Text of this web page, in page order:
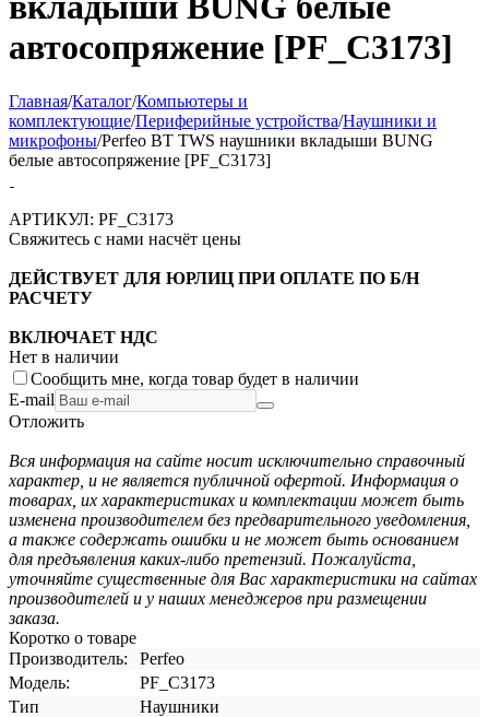
автосопряжение [PF_C3173]
Главная/Каталог/Компьютеры и
комплектующие/Периферийные устройства/Наушники и
микрофоны/Perfeo BT TWS наушники вкладыши BUNG
белые автосопряжение [PF_C3173]
АРТИКУЛ: PF_C3173
Свяжитесь с нами насчёт цены
ДЕЙСТВУЕТ ДЛЯ ЮРЛИЦ ПРИ ОПЛАТЕ ПО Б/Н
РАСЧЕТУ
ВКЛЮЧАЕТ НДС
Нет в наличии
Сообщить мне, когда товар будет в наличии
E-mail
Отложить
Вся информация на сайте носит исключительно справочный
характер, и не является публичной офертой. Информация о
товарах, их характеристиках и комплектации может быть
изменена производителем без предварительного уведомления,
а также содержать ошибки и не может быть основанием
для предъявления каких-либо претензий. Пожалуйста,
уточняйте существенные для Вас характеристики на сайтах
производителей и у наших менеджеров при размещении
заказа.
Коротко о товаре
Производитель:
Perfeo
Модель:
PF_C3173
Тип
Наушники